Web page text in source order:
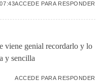
ACCEDE PARA RESPONDER
viene genial recordarlo y lo
y sencilla
ACCEDE PARA RESPONDER